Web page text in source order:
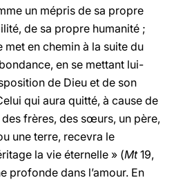
un mépris de sa propre
de sa propre humanité ;
en chemin à la suite du
en se mettant lui-
de Dieu et de son
qui aura quitté, à cause de
frères, des sœurs, un père,
une terre, recevra le
la vie éternelle » (Mt19,
profonde dans l’amour. En